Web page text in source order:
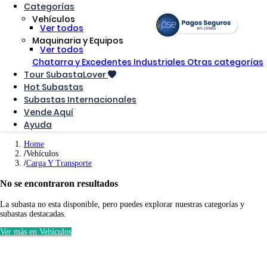
Categorías
Vehículos
Ver todos
Maquinaria y Equipos
Ver todos
Chatarra y Excedentes Industriales Otras categorías
Tour SubastaLover
Hot Subastas
Subastas Internacionales
Vende Aquí
Ayuda
Home
Vehículos
Carga Y Transporte
No se encontraron resultados
La subasta no esta disponible, pero puedes explorar nuestras categorías y
subastas destacadas.
Ver más en Vehículos